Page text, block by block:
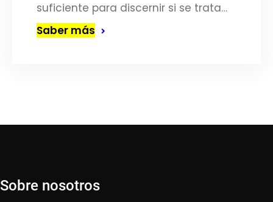
suficiente para discernir si se trata…
Saber más
Sobre nosotros